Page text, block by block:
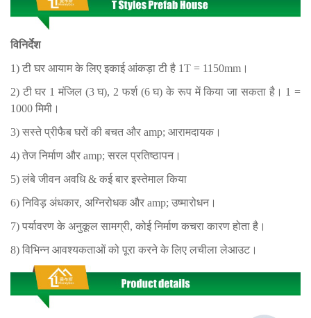
विनिर्देश
1) टी घर आयाम के लिए इकाई आंकड़ा टी है 1T = 1150mm।
2) टी घर 1 मंजिल (3 घ), 2 फर्श (6 घ) के रूप में किया जा सकता है। 1 =
1000 मिमी।
3) सस्ते प्रीफैब घरों की बचत और amp; आरामदायक।
4) तेज निर्माण और amp; सरल प्रतिष्ठापन।
5) लंबे जीवन अवधि & कई बार इस्तेमाल किया
6) निविड़ अंधकार, अग्निरोधक और amp; उष्मारोधन।
7) पर्यावरण के अनुकूल सामग्री, कोई निर्माण कचरा कारण होता है।
8) विभिन्न आवश्यकताओं को पूरा करने के लिए लचीला लेआउट।